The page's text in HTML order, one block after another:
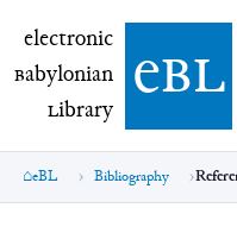
electronic Babylonian
electronic
Babylonian
Library ebl
eBL Bibliography